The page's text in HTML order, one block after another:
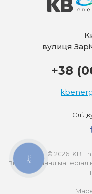
вулиця
+38
© 2026. KB
Використання
КНОПКА
ЗВ'ЯЗКУ